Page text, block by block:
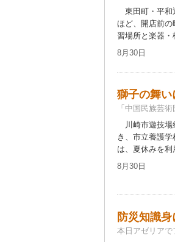
東田町・平和
ほど、開店前
習場所と楽器
8月30日
獅子の舞い
「中国民族芸
川崎市遊技場
き、市立養護
は、夏休みを
8月30日
防災知識
本日アゼリアで